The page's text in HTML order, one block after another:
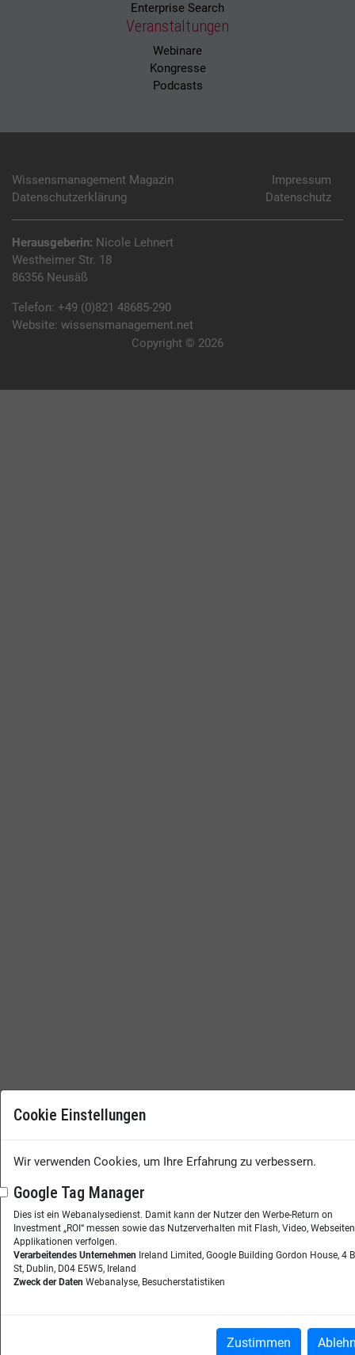
Enterprise Search
Veranstaltungen
Webinare
Kongresse
Podcasts
Wissensmanagement Magazin
Impressum
Datenschutzerklärung
Datenschutz
Herausgeberin: Nicole Lehnert
Westheimer Str. 18
86356 Neusäß
Telefon: +49 (0)821 48685-290
Website: wissensmanagement.net
Copyright © 2026
Cookie Einstellungen
Wir verwenden Cookies, um Ihre Erfahrung zu verbessern.
Google Tag Manager
Dies ist ein Webanalysedienst. Damit kann der Nutzer den Werbe-Return on
Investment „ROI“ messen sowie das Nutzerverhalten mit Flash, Video,
Applikationen verfolgen.
Verarbeitendes Unternehmen Ireland Limited, Google Building Gordon House, 4
St, Dublin, D04 E5W5, Ireland
Zweck der Daten Webanalyse, Besucherstatistiken
Zustimmen